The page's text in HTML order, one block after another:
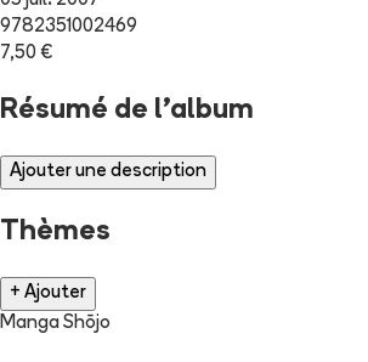
9782351002469
7,50 €
Résumé de l'album
Ajouter une description
Thèmes
+ Ajouter
Manga Shōjo